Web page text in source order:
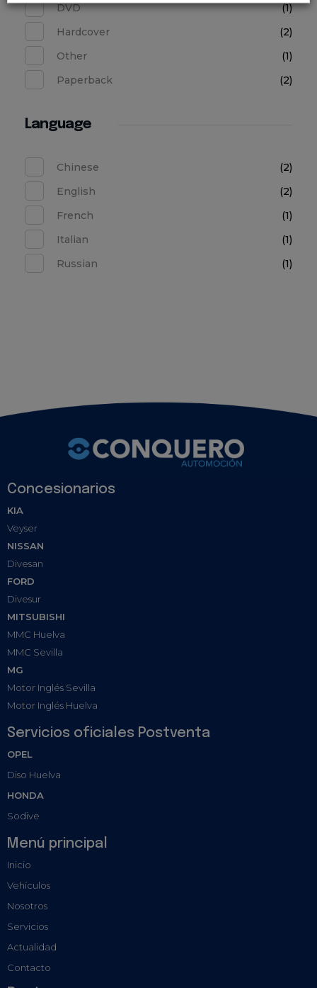
DVD
(1)
Hardcover
(2)
Other
(1)
Paperback
(2)
Language
Chinese
(2)
English
(2)
French
(1)
Italian
(1)
Russian
(1)
Concesionarios
KIA
Veyser
NISSAN
Divesan
FORD
Divesur
MITSUBISHI
MMC Huelva
MMC Sevilla
MG
Motor Inglés Sevilla
Motor Inglés Huelva
Servicios oficiales Postventa
OPEL
Diso Huelva
HONDA
Sodive
Menú principal
Inicio
Vehículos
Nosotros
Servicios
Actualidad
Contacto